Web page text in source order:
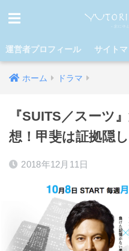
運営者プロフィール サイト
ホーム ドラマ
『SUITS／スーツ
想！甲斐は証拠隠
2018年12月11日